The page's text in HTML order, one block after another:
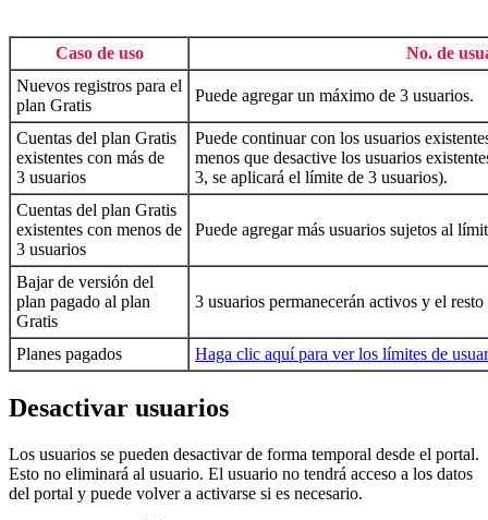
Caso de uso
No. de
Nuevos registros para el
plan Gratis
Puede agregar un máximo de 3 usuarios.
Cuentas del plan Gratis
existentes con más de
3 usuarios
Puede continuar con los usuarios
menos que desactive los usuarios
3, se aplicará el límite de 3 usuarios).
Cuentas del plan Gratis
existentes con menos de
3 usuarios
Puede agregar más usuarios sujetos al
Bajar de versión del
plan pagado al plan
Gratis
3 usuarios permanecerán activos y el resto
Planes pagados Haga clic aquí para ver los límites de
Desactivar usuarios
Los usuarios se pueden desactivar de forma temporal desde el portal.
Esto no eliminará al usuario. El usuario no tendrá acceso a los datos
del portal y puede volver a activarse si es necesario.